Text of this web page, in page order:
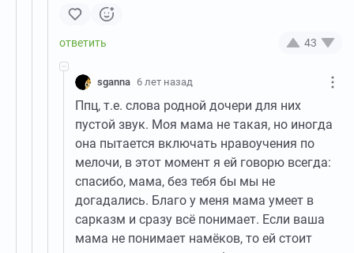
43
sganna 6 лет назад
Ппц, т.е. слова родной дочери для них
пустой звук. Моя мама не такая, но иногда
она пытается включать нравоучения по
мелочи, в этот момент я ей говорю всегда:
спасибо, мама, без тебя бы мы не
догадались. Благо у меня мама умеет в
сарказм и сразу всё понимает. Если ваша
мама не понимает намёков, то ей стоит